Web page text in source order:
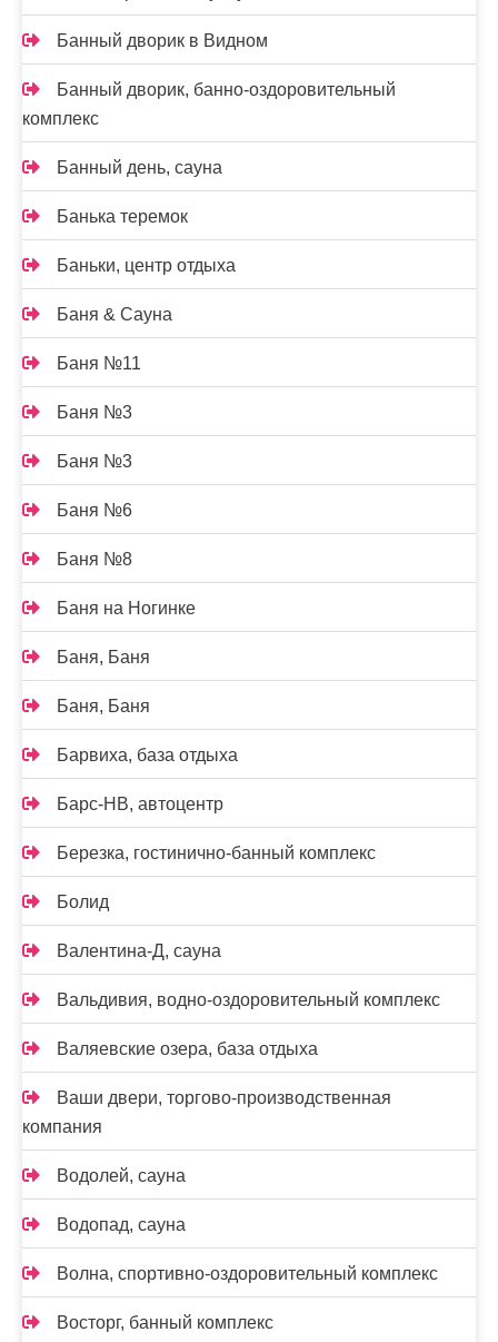
Банный дворик в Видном
Банный дворик, банно-оздоровительный
комплекс
Банный день, сауна
Банька теремок
Баньки, центр отдыха
Баня & Сауна
Баня №11
Баня №3
Баня №3
Баня №6
Баня №8
Баня на Ногинке
Баня, Баня
Баня, Баня
Барвиха, база отдыха
Барс-НВ, автоцентр
Березка, гостинично-банный комплекс
Болид
Валентина-Д, сауна
Вальдивия, водно-оздоровительный комплекс
Валяевские озера, база отдыха
Ваши двери, торгово-производственная
компания
Водолей, сауна
Водопад, сауна
Волна, спортивно-оздоровительный комплекс
Восторг, банный комплекс